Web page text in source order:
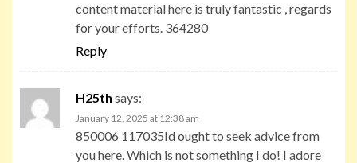
content material here is truly fantastic , regards
for your efforts. 364280
Reply
H25th says:
January 12, 2025 at 12:38 am
850006 117035Id ought to seek advice from
you here. Which is not something I do! I adore